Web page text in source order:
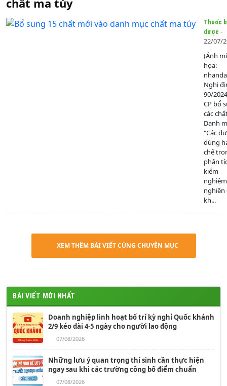
Thuốc
dược -
22/07/
(Ảnh
họa:
Nghị
90/
CP bổ
các
Danh
"Các
dùng
chế
phân
kiểm
nghiên
kh...
XEM THÊM BÀI VIẾT CÙNG CHUYÊN MỤC
BÀI VIẾT MỚI NHẤT
Doanh nghiệp linh hoạt bố trí kỳ nghỉ Quốc khánh
2/9 kéo dài 4-5 ngày cho người lao động
07/08/2026
Những lưu ý quan trọng thí sinh cần thực hiện
ngay sau khi các trường công bố điểm chuẩn
07/08/2026